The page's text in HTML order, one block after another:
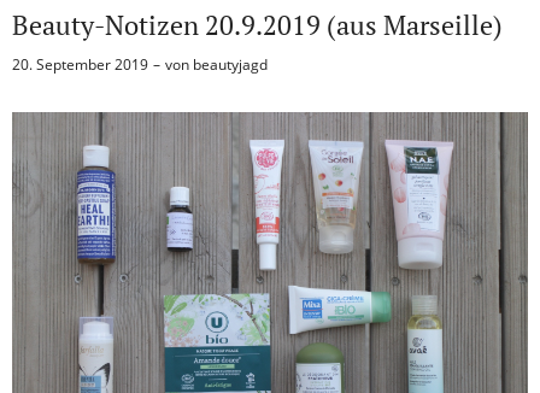
Beauty-Notizen 20.9.2019 (aus Marseille)
20. September 2019 von beautyjagd